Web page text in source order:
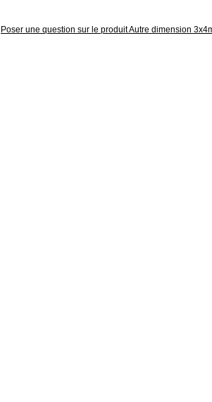
Poser une question sur le produit Autre dimension